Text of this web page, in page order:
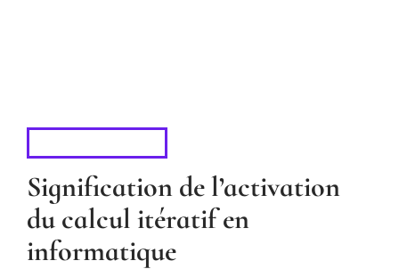
Signification de l’activation
du calcul itératif en
informatique